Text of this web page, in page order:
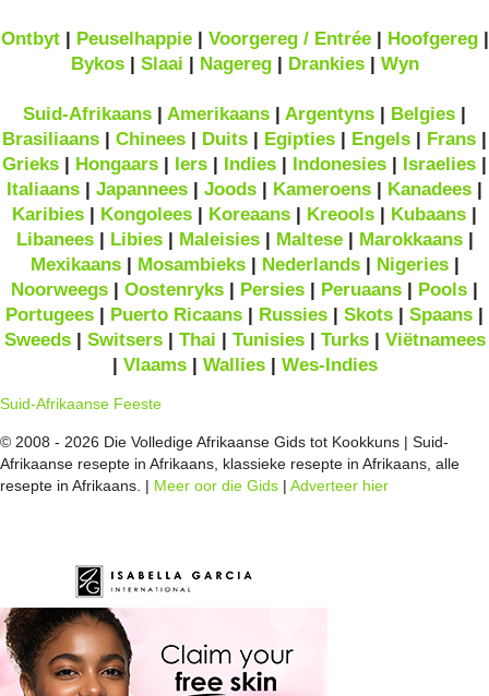
Ontbyt| Peuselhappie| Voorgereg / Entrée| Hoofgereg|
Bykos| Slaai | Nagereg| Drankies| Wyn
Suid-Afrikaans | Amerikaans | Argentyns | Belgies |
Brasiliaans | Chinees | Duits | Egipties | Engels | Frans |
Grieks | Hongaars | Iers | Indies | Indonesies | Israelies |
Italiaans | Japannees | Joods | Kameroens | Kanadees |
Karibies | Kongolees | Koreaans | Kreools | Kubaans |
Libanees| Libies| Maleisies| Maltese| Marokkaans|
Mexikaans| Mosambieks| Nederlands| Nigeries|
Noorweegs | Oostenryks | Persies | Peruaans | Pools |
Portugees | Puerto Ricaans | Russies | Skots | Spaans |
Sweeds| Switsers| Thai | Tunisies| Turks| Viëtnamees
| Vlaams| Wallies| Wes-Indies
Suid-Afrikaanse Feeste
© 2008 - 2026 Die Volledige Afrikaanse Gids tot Kookkuns | Suid-
Afrikaanse resepte in Afrikaans, klassieke resepte in Afrikaans, alle
resepte in Afrikaans. | Meer oor die Gids | Adverteer hier